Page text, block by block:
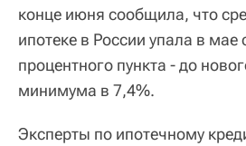
конце июня сообщила, что
ипотеке в России упала в мае
процентного пункта - до
минимума в 7,4%.
Эксперты по ипотечному